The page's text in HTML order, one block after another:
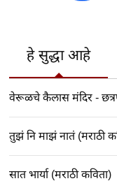
हे सुद्धा आहे
वेरूळचे कैलास मंदिर -
तुझं नि माझं नातं (मराठी
सात भार्या (मराठी कविता)